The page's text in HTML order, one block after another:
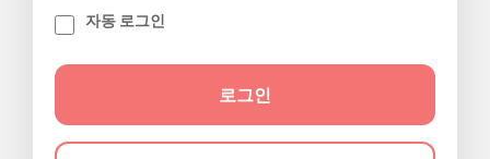
자동 로그인